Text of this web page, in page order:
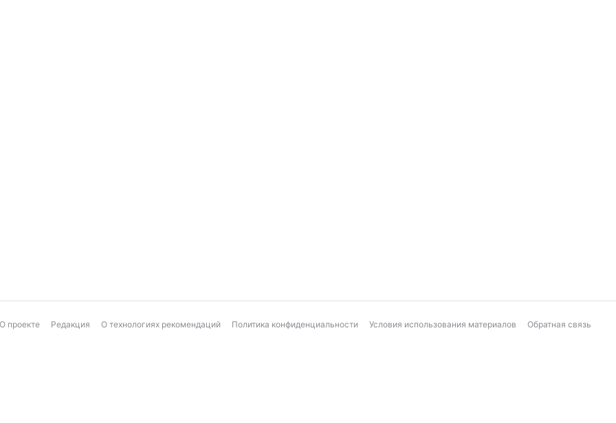
О проекте Редакция О технологиях рекомендаций Политика конфиденциальности Условия использования материалов Обратная связь